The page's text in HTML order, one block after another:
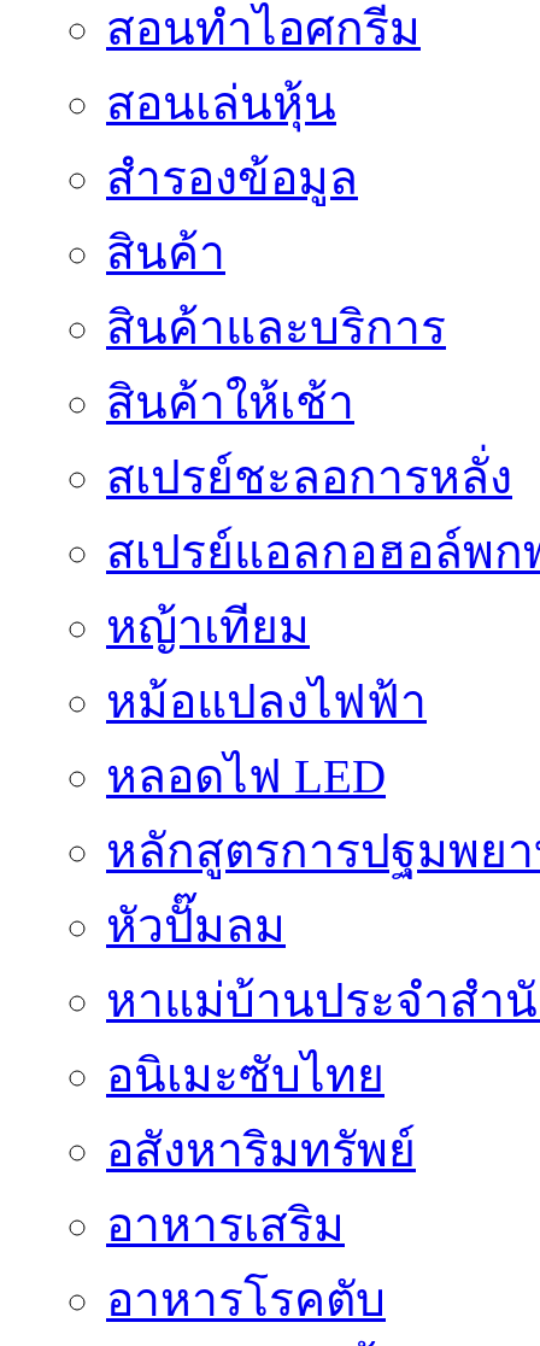
สอนทำไอศกรีม
สอนเล่นหุ้น
สำรองข้อมูล
สินค้า
สินค้าและบริการ
สินค้าให้เช้า
สเปรย์ชะลอการหลั่ง
สเปรย์แอลกอฮอล์พก
หญ้าเทียม
หม้อแปลงไฟฟ้า
หลอดไฟ LED
หลักสูตรการปฐมพย
หัวปั๊มลม
หาแม่บ้านประจำสำ
อนิเมะซับไทย
อสังหาริมทรัพย์
อาหารเสริม
อาหารโรคตับ